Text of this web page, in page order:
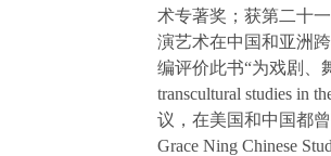
术专著奖；获第二十
演艺术在中国和亚洲
编评价此书“为戏剧、
transcultural studies in
议，在美国和中国都
Grace Ning Chinese